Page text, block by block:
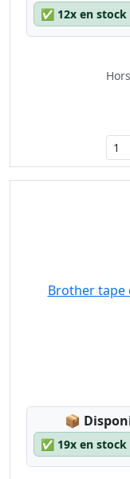
✅ 12x en
Brother tape
📦
✅ 19x en